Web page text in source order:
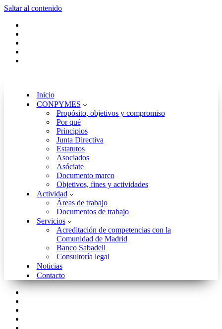
Saltar al contenido
Inicio
CONPYMES
Propósito, objetivos y compromiso
Por qué
Principios
Junta Directiva
Estatutos
Asociados
Asóciate
Documento marco
Objetivos, fines y actividades
Actividad
Áreas de trabajo
Documentos de trabajo
Servicios
Acreditación de competencias con la
Comunidad de Madrid
Banco Sabadell
Consultoría legal
Noticias
Contacto